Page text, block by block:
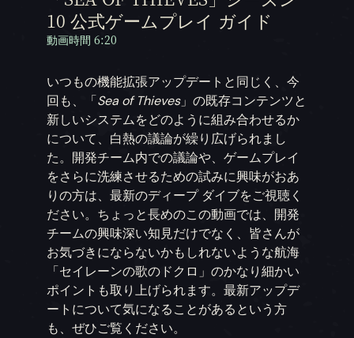
10 公式ゲームプレイ ガイド
動画時間 6:20
いつもの機能拡張アップデートと同じく、今
回も、「Sea of Thieves」の既存コンテンツと
新しいシステムをどのように組み合わせるか
について、白熱の議論が繰り広げられまし
た。開発チーム内での議論や、ゲームプレイ
をさらに洗練させるための試みに興味がおあ
りの方は、最新のディープ ダイブをご視聴く
ださい。ちょっと長めのこの動画では、開発
チームの興味深い知見だけでなく、皆さんが
お気づきにならないかもしれないような航海
「セイレーンの歌のドクロ」のかなり細かい
ポイントも取り上げられます。最新アップデ
ートについて気になることがあるという方
も、ぜひご覧ください。